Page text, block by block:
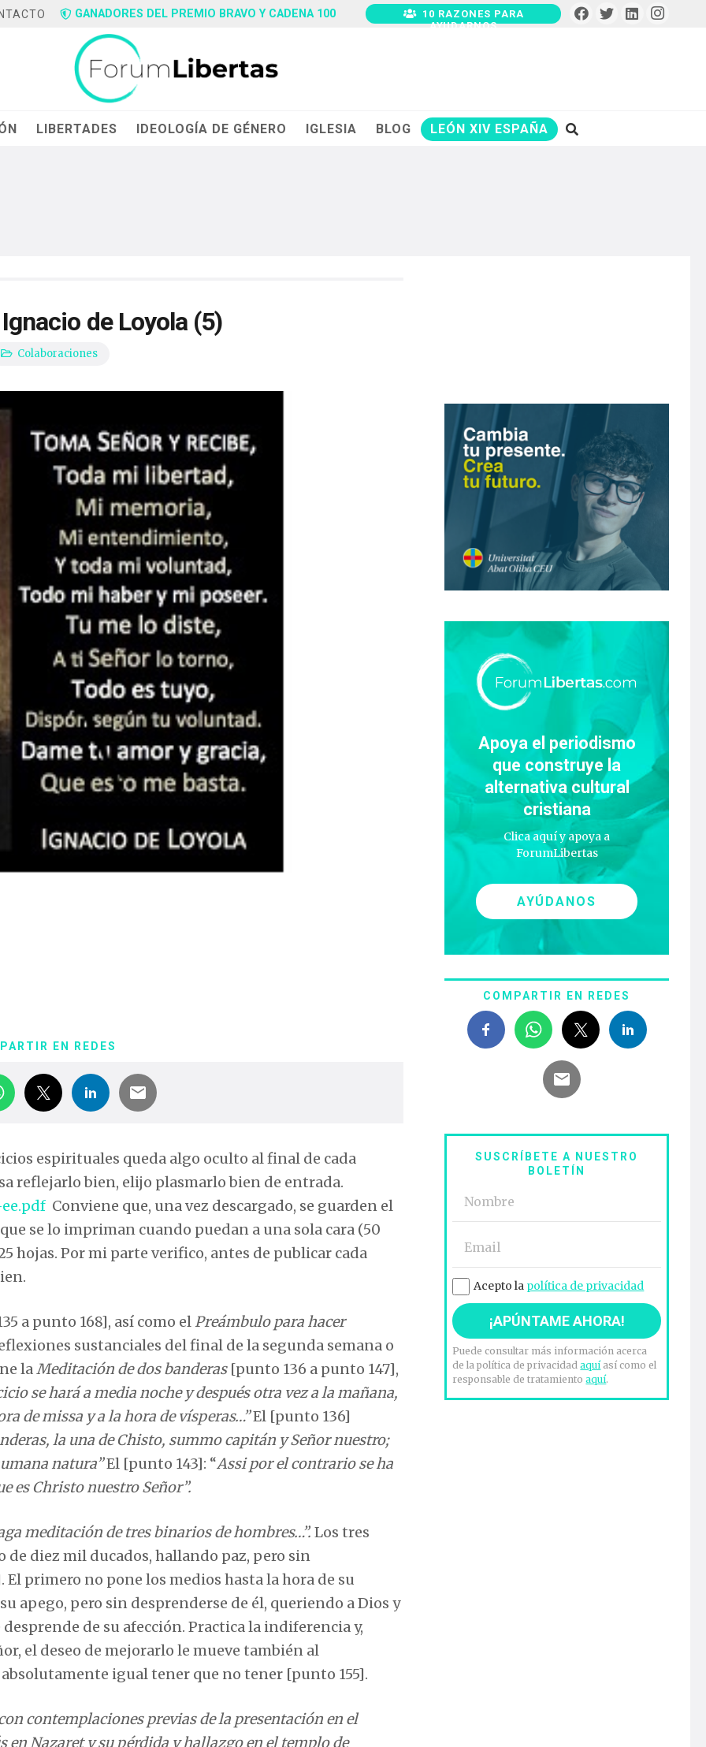
GANADORES DEL PREMIO BRAVO Y CADENA 100
10 RAZONES PARA
AYUDARNOS
LIBERTADES IDEOLOGÍA DE GÉNERO IGLESIA BLOG LEÓN XIV ESPAÑA
de Loyola (5)
Colaboraciones
EN REDES
espirituales queda algo oculto al final de cada
reflejarlo bien, elijo plasmarlo bien de entrada.
Conviene que, una vez descargado, se guarden el
se lo impriman cuando puedan a una sola cara (50
hojas. Por mi parte verifico, antes de publicar cada
a punto 168], así como elPreámbulo para hacer
sustanciales del final de la segunda semana o
laMeditación de dos banderas [punto 136 a punto 147],
se hará a media noche y después otra vez a la mañana,
de missa y a la hora de vísperas…”El [punto 136]
la una de Chisto, summo capitán y Señor nuestro;
natura”El [punto 143]: “Assi por el contrario se ha
es Christo nuestro Señor”.
meditación de tres binarios de hombres…”. Los tres
diez mil ducados, hallando paz, pero sin
primero no pone los medios hasta la hora de su
apego, pero sin desprenderse de él, queriendo a Dios y
de su afección. Practica la indiferencia y,
el deseo de mejorarlo le mueve también al
igual tener que no tener [punto 155].
contemplaciones previas de la presentación en el
en Nazaret y su pérdida y hallazgo en el templo de
Apoya el periodismo
que construye la
alternativa cultural
cristiana
Clica aquí y apoya a
ForumLibertas
AYÚDANOS
COMPARTIR EN REDES
SUSCRÍBETE A NUESTRO
BOLETÍN
Acepto la política de privacidad
Puede consultar más información acerca
de la política de privacidadaquíasí como el
responsable de tratamientoaquí.